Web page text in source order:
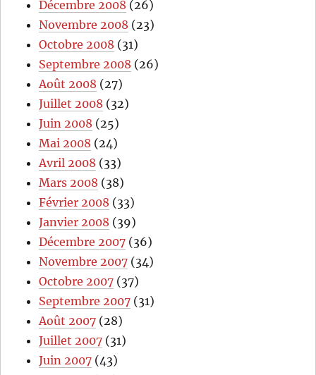
Décembre 2008 (26)
Novembre 2008 (23)
Octobre 2008 (31)
Septembre 2008 (26)
Août 2008 (27)
Juillet 2008 (32)
Juin 2008 (25)
Mai 2008 (24)
Avril 2008 (33)
Mars 2008 (38)
Février 2008 (33)
Janvier 2008 (39)
Décembre 2007 (36)
Novembre 2007 (34)
Octobre 2007 (37)
Septembre 2007 (31)
Août 2007 (28)
Juillet 2007 (31)
Juin 2007 (43)